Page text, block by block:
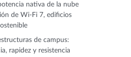
nativa de la nube
de Wi-Fi 7, edificios
de campus:
rapidez y resistencia